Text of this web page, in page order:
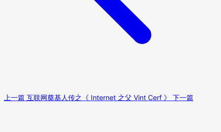
上一篇 互联网奠基人传之《 Internet 之父 Vint Cerf 》 下一篇